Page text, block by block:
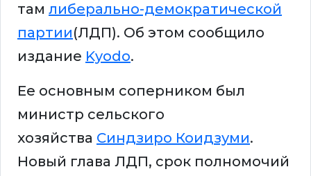
там либерально-демократической
партии(ЛДП). Об этом сообщило
издание Kyodo.
Ее основным соперником был
министр сельского
хозяйства Синдзиро Коидзуми.
Новый глава ЛДП, срок полномочий